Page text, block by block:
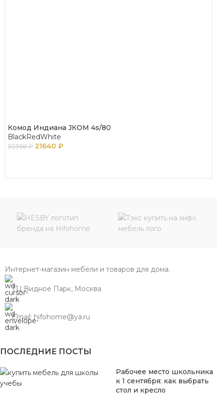
Комод Индиана JКОМ 4s/80
BlackRedWhite
30368₽ 21640 ₽
Интернет-магазин мебели и товаров для дома.
ТЦ Видное Парк, Москва
Email: hifohome@ya.ru
ПОСЛЕДНИЕ ПОСТЫ
Рабочее место школьника
к 1 сентября: как выбрать
стол и кресло